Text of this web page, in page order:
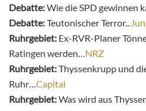
Debatte:Wie die SPD gewinnen
Debatte:Teutonischer Terror..
Ruhrgebiet: Ex-RVR-Planer
Ratingen werden…NRZ
Ruhrgebiet:Thyssenkrupp und
Ruhr…Capital
Ruhrgebiet:Was wird aus